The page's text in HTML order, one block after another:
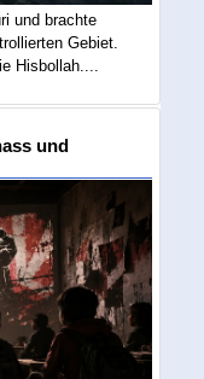
und brachte
Gebiet.
Hisbollah....
und